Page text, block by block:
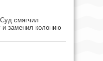
Суд смягчил
и заменил колонию